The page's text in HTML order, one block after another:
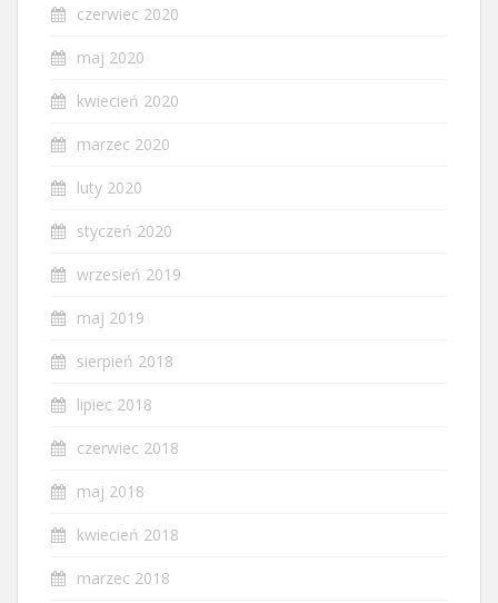
czerwiec 2020
maj 2020
kwiecień 2020
marzec 2020
luty 2020
styczeń 2020
wrzesień 2019
maj 2019
sierpień 2018
lipiec 2018
czerwiec 2018
maj 2018
kwiecień 2018
marzec 2018